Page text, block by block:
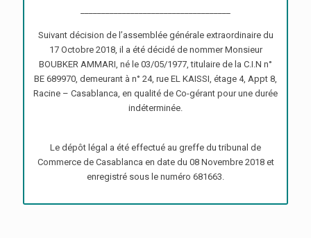
Suivant décision de l’assemblée générale extraordinaire du
17 Octobre 2018, il a été décidé de nommer Monsieur
BOUBKER AMMARI, né le 03/05/1977, titulaire de la C.I.N n°
BE 689970, demeurant à n° 24, rue EL KAISSI, étage 4, Appt 8,
Racine – Casablanca, en qualité de Co-gérant pour une durée
indéterminée.
Le dépôt légal a été effectué au greffe du tribunal de
Commerce de Casablanca en date du 08 Novembre 2018 et
enregistré sous le numéro 681663.